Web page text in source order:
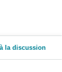
la discussion